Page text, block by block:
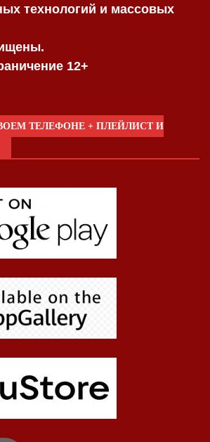
технологий и массовых
12+
ТЕЛЕФОНЕ + ПЛЕЙЛИСТ И